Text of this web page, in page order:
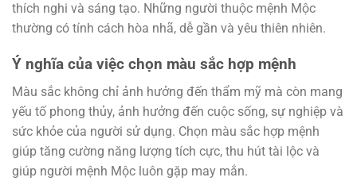
thích nghi và sáng tạo. Những người thuộc mệnh Mộc
thường có tính cách hòa nhã, dễ gần và yêu thiên nhiên.
Ý nghĩa của việc chọn màu sắc hợp mệnh
Màu sắc không chỉ ảnh hưởng đến thẩm mỹ mà còn mang
yếu tố phong thủy, ảnh hưởng đến cuộc sống, sự nghiệp và
sức khỏe của người sử dụng. Chọn màu sắc hợp mệnh
giúp tăng cường năng lượng tích cực, thu hút tài lộc và
giúp người mệnh Mộc luôn gặp may mắn.